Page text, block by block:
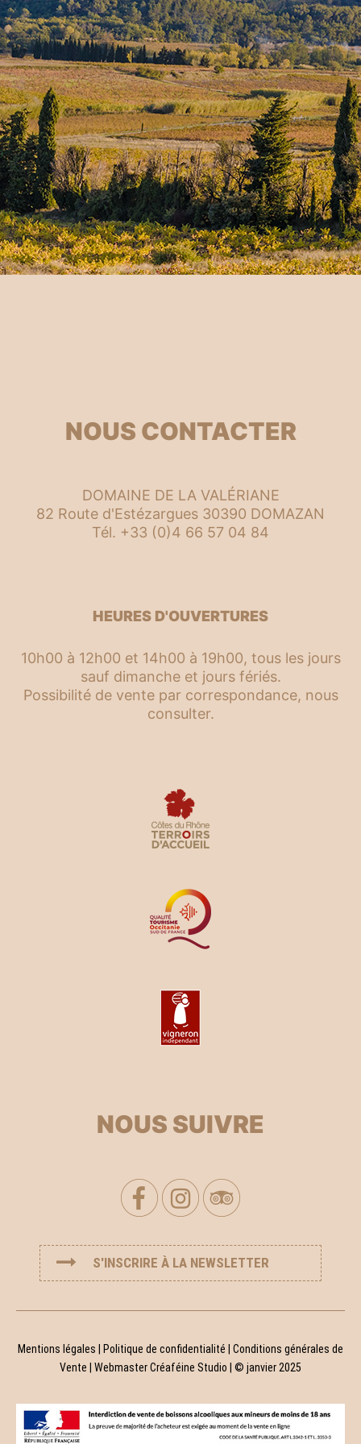
NOUS CONTACTER
DOMAINE DE LA VALÉRIANE
82 Route d'Estézargues 30390 DOMAZAN
Tél. +33 (0)4 66 57 04 84
HEURES D'OUVERTURES
10h00 à 12h00 et 14h00 à 19h00, tous les jours
sauf dimanche et jours fériés.
Possibilité de vente par correspondance, nous
consulter.
NOUS SUIVRE
S'INSCRIRE À LA NEWSLETTER
Mentions légales Politique de confidentialité
Conditions générales de
Vente | WebmasterCréaféine Studio | © janvier 2025